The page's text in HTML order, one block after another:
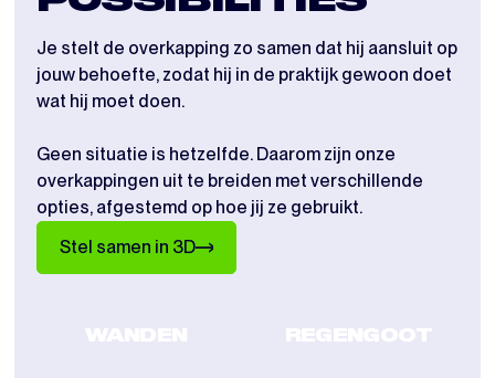
Je stelt de overkapping zo samen dat hij aansluit op
jouw behoefte, zodat hij in de praktijk gewoon doet
wat hij moet doen.
Geen situatie is hetzelfde. Daarom zijn onze
overkappingen uit te breiden met verschillende
opties, afgestemd op hoe jij ze gebruikt.
Stel samen in 3D